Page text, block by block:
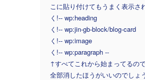
こに貼り付けてもうまく表示さ
く!-- wp:heading
く!-- wp:jin-gb-block/blog-card
く!-- wp:image
く!-- wp:paragraph --
↑すべてこれから始まってるの
全部消したほうがいいのでしょ